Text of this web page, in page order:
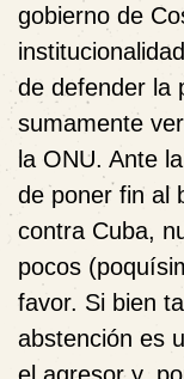
gobierno de
de defender la
sumamente
la ONU. Ante
de poner fin al
contra Cuba,
pocos
favor. Si bien
abstención es
el agresor y,